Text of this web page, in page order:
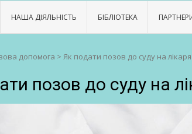
НАША ДІЯЛЬНІСТЬ БІБЛІОТЕКА
допомога > Як подати позов до суду на лікаря
позов до суду на